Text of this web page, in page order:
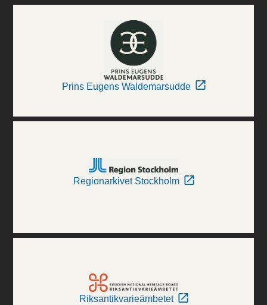
Prins Eugens Waldemarsudde
Regionarkivet Stockholm
Riksantikvarieämbetet